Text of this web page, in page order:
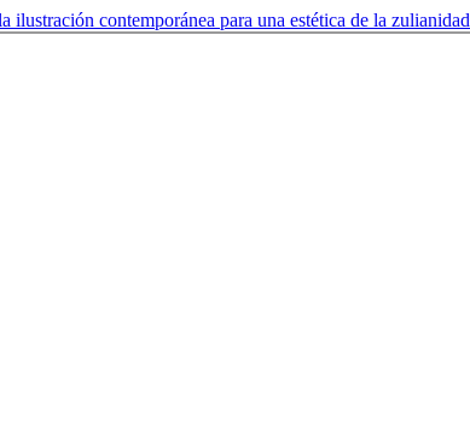
contemporánea para una estética de la zulianidad